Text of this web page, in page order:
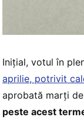
Inițial, votul în
aprilie, potrivit
aprobată marți
peste acest